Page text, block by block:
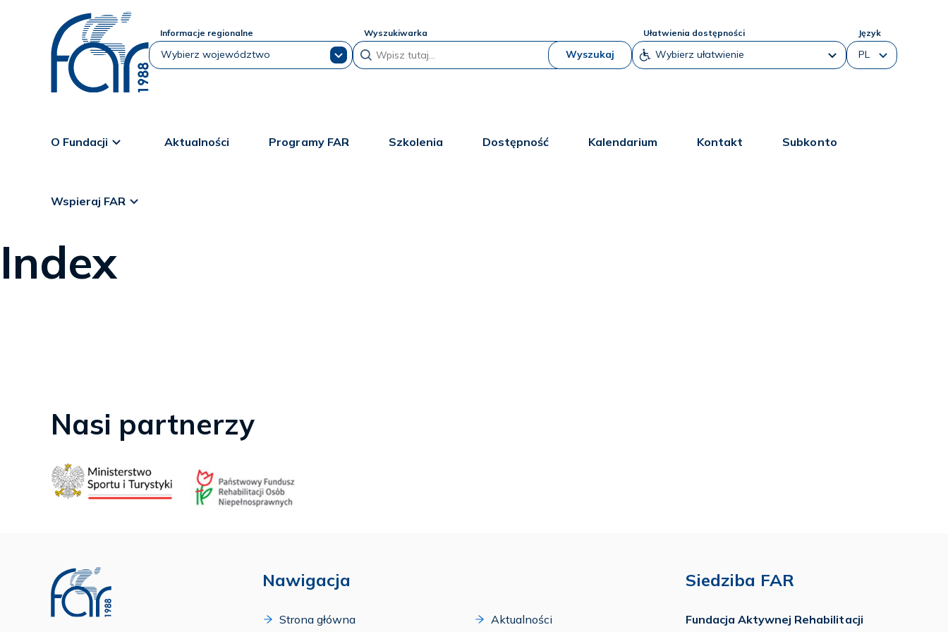
Informacje regionalne Wyszukiwarka
Wyszukaj
Ułatwienia dostępności Język
O Fundacji Aktualności Programy FAR Szkolenia Dostępność Kalendarium Kontakt Subkonto
Wspieraj FAR
Index
Nasi partnerzy
Nawigacja
Strona główna Aktualności
Siedziba FAR
Fundacja Aktywnej Rehabilitacji